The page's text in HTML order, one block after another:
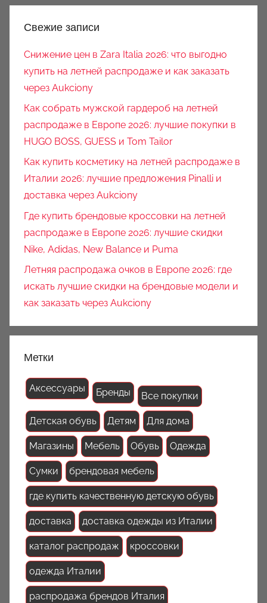
Свежие записи
Снижение цен в Zara Italia 2026: что выгодно
купить на летней распродаже и как заказать
через Aukciony
Как собрать мужской гардероб на летней
распродаже в Европе 2026: лучшие покупки в
HUGO BOSS, GUESS и Tom Tailor
Как купить косметику на летней распродаже в
Италии 2026: лучшие предложения Pinalli и
доставка через Aukciony
Где купить брендовые кроссовки на летней
распродаже в Европе 2026: лучшие скидки
Nike, Adidas, New Balance и Puma
Летняя распродажа очков в Европе 2026: где
искать лучшие скидки на брендовые модели и
как заказать через Aukciony
Метки
Аксессуары Бренды Все покупки
Детская обувь Детям Для дома
Магазины Мебель Обувь Одежда
Сумки брендовая мебель
где купить качественную детскую обувь
доставка доставка одежды из Италии
каталог распродаж кроссовки
одежда Италии
распродажа брендов Италия